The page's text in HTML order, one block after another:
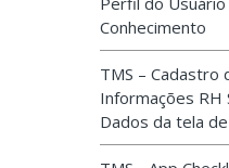
Conhecimento
TMS – Cadastro
Informações RH
Dados da tela